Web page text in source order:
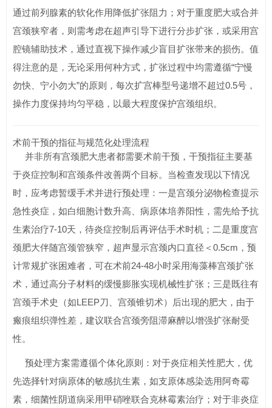
通过前列腺素的软化作用降低扩张阻力；对于重度肥大或合并
宫颈狭窄者，则需考虑在超声引导下进行分步扩张，或采用宫
腔镜辅助技术，通过直视下操作减少盲目扩张带来的损伤。值
得注意的是，无论采用何种方式，扩张过程中均需遵循“宁慢
勿快、宁小勿大”的原则，每次扩宫棒型号递增不超过0.5号，
操作力度保持均匀平稳，以最大程度保护宫颈组织。
术前干预的指征与规范化处理流程
并非所有宫颈肥大患者都需要术前干预，干预指征主要基
于炎症控制和宫颈条件改善两个目标。当检查发现以下情况
时，应考虑暂缓手术并进行预处理：一是宫颈分泌物检查提示
急性炎症，如白细胞计数升高、病原体培养阳性，需先给予抗
生素治疗7-10天，待炎症控制后再评估手术时机；二是重度宫
颈肥大伴随宫颈管狭窄，超声显示宫颈内口直径＜0.5cm，预
计常规扩张困难者，可在术前24-48小时采用海藻棒宫颈扩张
术，通过高分子材料的缓慢膨胀实现机械性扩张；三是既往有
宫颈手术史（如LEEP刀、宫颈锥切术）后出现的肥大，由于
瘢痕组织弹性差，建议联合宫颈旁阻滞麻醉以增强扩张耐受
性。
预处理方案需遵循个体化原则：对于炎症相关性肥大，优
先选择针对病原体的敏感抗生素，如支原体感染选用阿奇霉
素，细菌性阴道病采用甲硝唑联合克林霉素治疗；对于非炎症